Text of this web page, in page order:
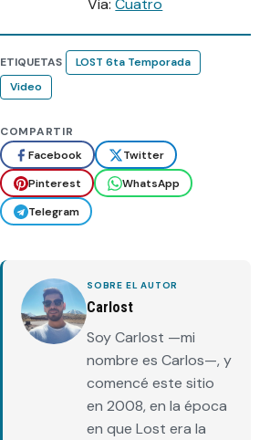
Via:Cuatro
ETIQUETAS
LOST 6ta Temporada
Video
COMPARTIR
Facebook
Twitter
Pinterest
WhatsApp
Telegram
SOBRE EL AUTOR
Carlost
Soy Carlost —mi
nombre es Carlos—, y
comencé este sitio
en 2008, en la época
en que Lost era la